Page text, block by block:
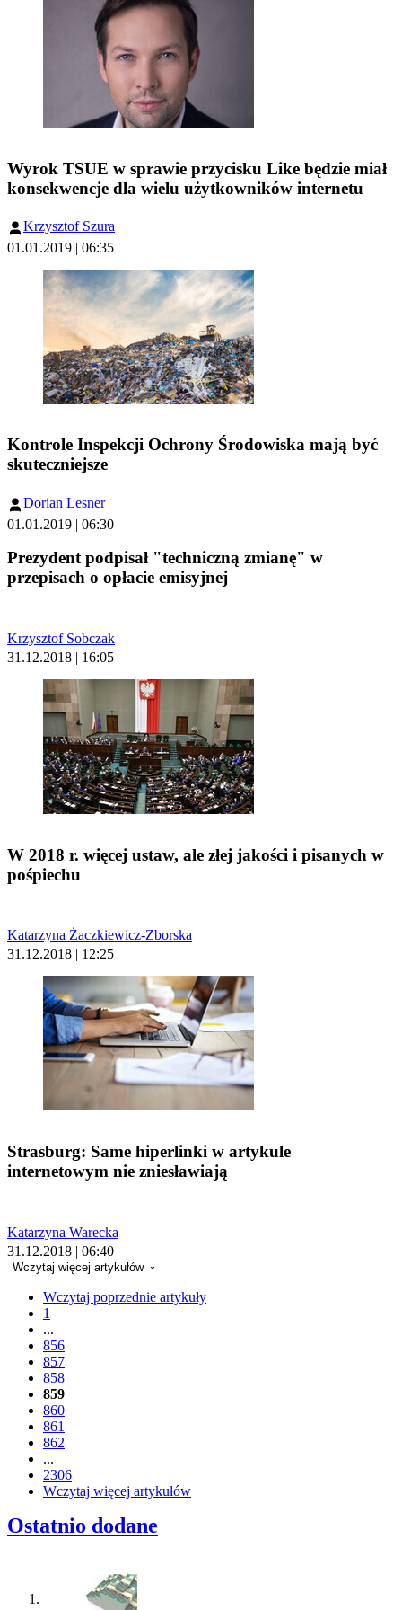
Wyrok TSUE w sprawie przycisku Like będzie miał
konsekwencje dla wielu użytkowników internetu
Krzysztof Szura
01.01.2019 | 06:35
Kontrole Inspekcji Ochrony Środowiska mają być
skuteczniejsze
Dorian Lesner
01.01.2019 | 06:30
Prezydent podpisał "techniczną zmianę" w
przepisach o opłacie emisyjnej
Krzysztof Sobczak
31.12.2018 | 16:05
W 2018 r. więcej ustaw, ale złej jakości i pisanych w
pośpiechu
Katarzyna Żaczkiewicz-Zborska
31.12.2018 | 12:25
Strasburg: Same hiperlinki w artykule
internetowym nie zniesławiają
Katarzyna Warecka
31.12.2018 | 06:40
Wczytaj więcej artykułów
Wczytaj poprzednie artykuły
1
...
856
857
858
859
860
861
862
...
2306
Wczytaj więcej artykułów
Ostatnio dodane